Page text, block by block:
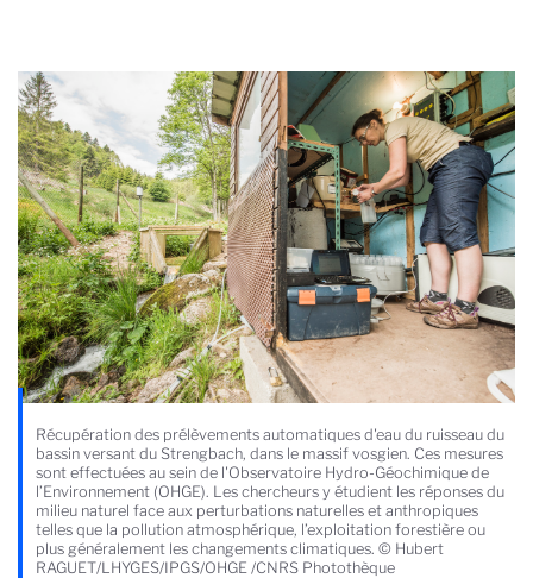
Récupération des prélèvements automatiques d'eau du ruisseau du
bassin versant du Strengbach, dans le massif vosgien. Ces mesures
sont effectuées au sein de l'Observatoire Hydro-Géochimique de
l’Environnement (OHGE). Les chercheurs y étudient les réponses du
milieu naturel face aux perturbations naturelles et anthropiques
telles que la pollution atmosphérique, l’exploitation forestière ou
plus généralement les changements climatiques. © Hubert
RAGUET/LHYGES/IPGS/OHGE /CNRS Photothèque